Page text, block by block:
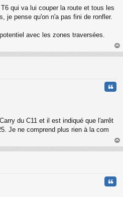
qui va lui couper la route et tous les
je pense qu'on n'a pas fini de ronfler.
avec les zones traversées.
au
du C11 et il est indiqué que l'arrêt
Je ne comprend plus rien à la com
au